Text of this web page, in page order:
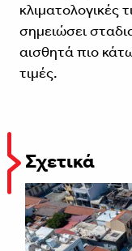
κλιματολογικές
σημειώσει
αισθητά πιο
τιμές.
Σχετικά